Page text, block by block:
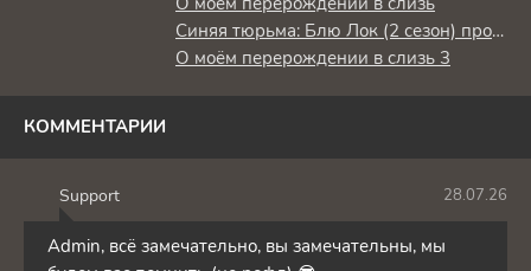
Синяя тюрьма: Блю Лок (2 сезон) против юношеской сборной Японии
О моём перерождении в слизь 3
КОММЕНТАРИИ
Support 28.07.26
Admin, всё замечательно, вы замечательны, мы